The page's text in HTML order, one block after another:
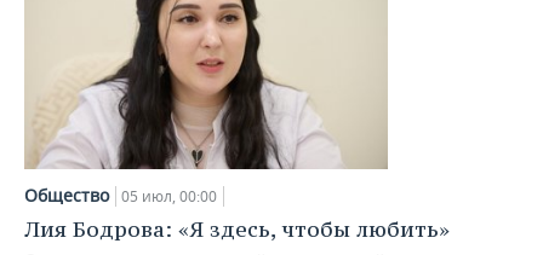
Общество 05 июл, 00:00
Лия Бодрова: «Я здесь, чтобы любить»